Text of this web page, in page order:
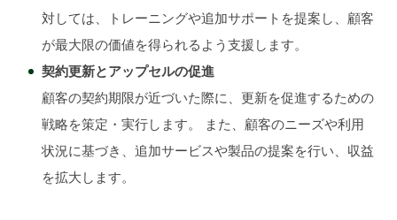
対しては、トレーニングや追加サポートを提案し、顧客
が最大限の価値を得られるよう支援します。
契約更新とアップセルの促進
顧客の契約期限が近づいた際に、更新を促進するための
戦略を策定・実行します。 また、顧客のニーズや利用
状況に基づき、追加サービスや製品の提案を行い、収益
を拡大します。